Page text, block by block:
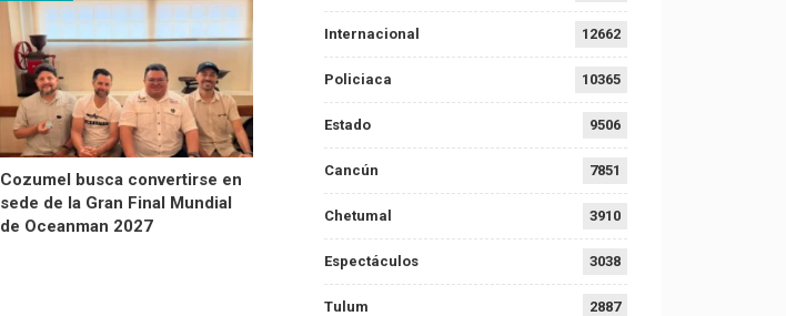
Cozumel busca convertirse en
sede de la Gran Final Mundial
de Oceanman 2027
Internacional 12662
Policiaca 10365
Estado 9506
Cancún 7851
Chetumal 3910
Espectáculos 3038
Tulum 2887